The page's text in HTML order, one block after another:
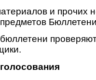
и прочих